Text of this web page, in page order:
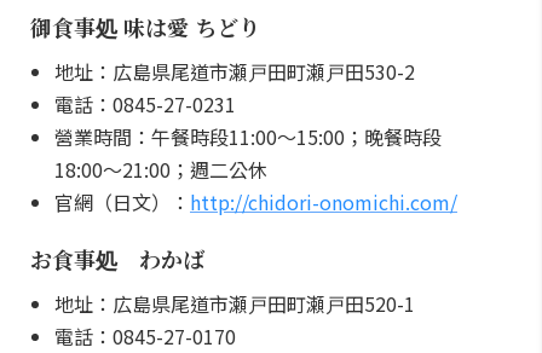
御食事処 味は愛 ちどり
地址：広島県尾道市瀬戸田町瀬戸田530-2
電話：0845-27-0231
營業時間：午餐時段11:00～15:00；晚餐時段
18:00～21:00；週二公休
官網（日文）： http://chidori-onomichi.com/
お食事処 わかば
地址：広島県尾道市瀬戸田町瀬戸田520-1
電話：0845-27-0170